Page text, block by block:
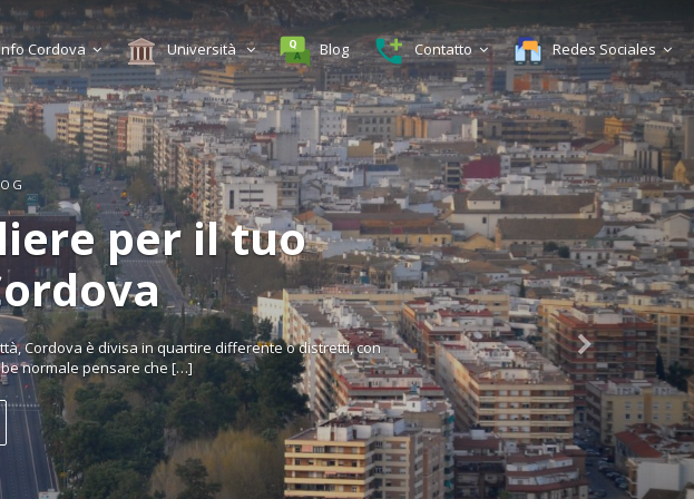
Cordova
guida molto utile e completa su Cordova, pubblicata dal
turistica di Cordova […]
Cordova Università Blog Contatto Redes Sociales